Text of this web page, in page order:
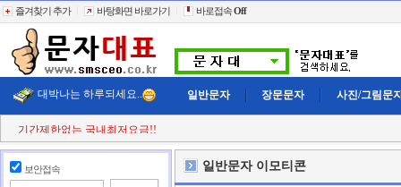
즐겨찾기 추가 바탕화면 바로가기 바로접속Off
대박나는 하루되세요.. 일반문자 장문문자 사진/그림문
기간제한없는 국내최저요금!!
첫 구매시+11% 추가적립!!
결젝금액의
충전금액의
보안접속 일반문자 이모티콘